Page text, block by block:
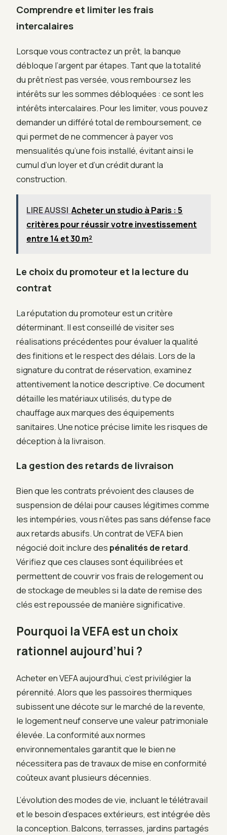
Comprendre et limiter les frais
intercalaires
Lorsque vous contractez un prêt, la banque
débloque l’argent par étapes. Tant que la totalité
du prêt n’est pas versée, vous remboursez les
intérêts sur les sommes débloquées : ce sont les
intérêts intercalaires. Pour les limiter, vous pouvez
demander un différé total de remboursement, ce
qui permet de ne commencer à payer vos
mensualités qu’une fois installé, évitant ainsi le
cumul d’un loyer et d’un crédit durant la
construction.
LIRE AUSSI Acheter un studio à Paris : 5
critères pour réussir votre investissement
entre 14 et 30 m²
Le choix du promoteur et la lecture du
contrat
La réputation du promoteur est un critère
déterminant. Il est conseillé de visiter ses
réalisations précédentes pour évaluer la qualité
des finitions et le respect des délais. Lors de la
signature du contrat de réservation, examinez
attentivement la notice descriptive. Ce document
détaille les matériaux utilisés, du type de
chauffage aux marques des équipements
sanitaires. Une notice précise limite les risques de
déception à la livraison.
La gestion des retards de livraison
Bien que les contrats prévoient des clauses de
suspension de délai pour causes légitimes comme
les intempéries, vous n’êtes pas sans défense face
aux retards abusifs. Un contrat de VEFA bien
négocié doit inclure des pénalités de retard.
Vérifiez que ces clauses sont équilibrées et
permettent de couvrir vos frais de relogement ou
de stockage de meubles si la date de remise des
clés est repoussée de manière significative.
Pourquoi la VEFA est un choix
rationnel aujourd’hui ?
Acheter en VEFA aujourd’hui, c’est privilégier la
pérennité. Alors que les passoires thermiques
subissent une décote sur le marché de la revente,
le logement neuf conserve une valeur patrimoniale
élevée. La conformité aux normes
environnementales garantit que le bien ne
nécessitera pas de travaux de mise en conformité
coûteux avant plusieurs décennies.
L’évolution des modes de vie, incluant le télétravail
et le besoin d’espaces extérieurs, est intégrée dès
la conception. Balcons, terrasses, jardins partagés